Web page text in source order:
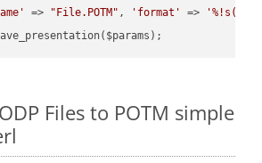
=> "File.POTM" , 'format' =>
Files to POTM simple